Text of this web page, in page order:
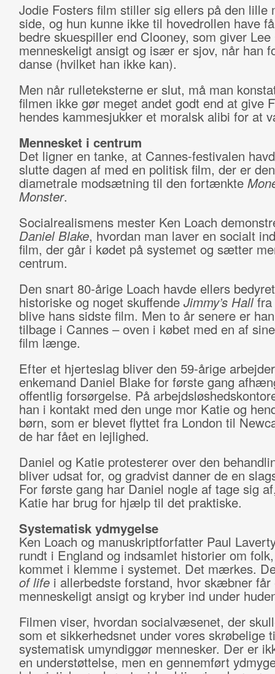
Jodie Fosters film stiller sig ellers på den lille
side, og hun kunne ikke til hovedrollen have
bedre skuespiller end Clooney, som giver
menneskeligt ansigt og især er sjov, når han
danse (hvilket han ikke kan).
Men når rulleteksterne er slut, må man
filmen ikke gør meget andet godt end at give
hendes kammesjukker et moralsk alibi for at
Mennesket i centrum
Det ligner en tanke, at Cannes-festivalen
slutte dagen af med en politisk film, der er den
diametrale modsætning til den fortænkte
Monster.
Socialrealismens mester Ken Loach
Daniel Blake, hvordan man laver en socialt
film, der går i kødet på systemet og sætter
centrum.
Den snart 80-årige Loach havde ellers
historiske og noget skuffende Jimmy’s Hallfra
blive hans sidste film. Men to år senere er
tilbage i Cannes – oven i købet med en af
film længe.
Efter et hjerteslag bliver den 59-årige
enkemand Daniel Blake for første gang
offentlig forsørgelse. På
han i kontakt med den unge mor Katie og
børn, som er blevet flyttet fra London til
de har fået en lejlighed.
Daniel og Katie protesterer over den
bliver udsat for, og gradvist danner de en
For første gang har Daniel nogle af tage sig
Katie har brug for hjælp til det praktiske.
Systematisk ydmygelse
Ken Loach og manuskriptforfatter Paul
rundt i England og indsamlet historier om
kommet i klemme i systemet. Det mærkes.
of lifei allerbedste forstand, hvor skæbner får
menneskeligt ansigt og kryber ind under
Filmen viser, hvordan socialvæsenet, der
som et sikkerhedsnet under vores skrøbelige
systematisk umyndiggør mennesker. Der er
en understøttelse, men en gennemført